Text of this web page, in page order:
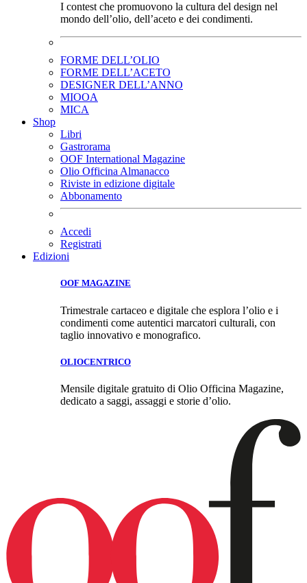
I contest che promuovono la cultura del design nel
mondo dell’olio, dell’aceto e dei condimenti.
FORME DELL’OLIO
FORME DELL’ACETO
DESIGNER DELL’ANNO
MIOOA
MICA
Shop
Libri
Gastrorama
OOF International Magazine
Olio Officina Almanacco
Riviste in edizione digitale
Abbonamento
Accedi
Registrati
Edizioni
OOF MAGAZINE
Trimestrale cartaceo e digitale che esplora l’olio e i
condimenti come autentici marcatori culturali, con
taglio innovativo e monografico.
OLIOCENTRICO
Mensile digitale gratuito di Olio Officina Magazine,
dedicato a saggi, assaggi e storie d’olio.